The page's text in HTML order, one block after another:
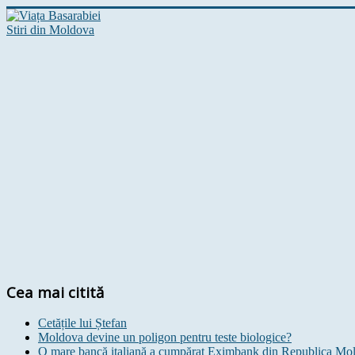
Stiri din Moldova
Cea mai citită
Cetățile lui Ștefan
Moldova devine un poligon pentru teste biologice?
O mare bancă italiană a cumpărat Eximbank din Republica